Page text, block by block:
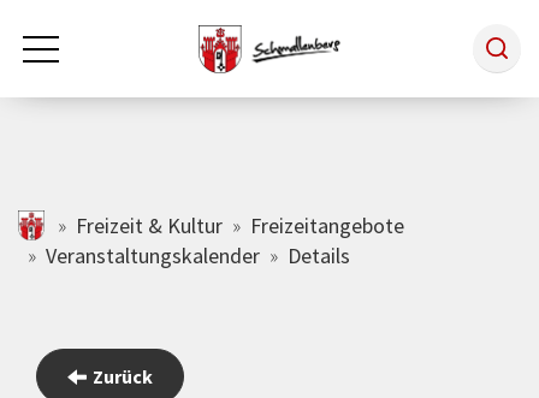
Zum Hauptinhalt springen
Rathaus & Politik
Tourismus
schmallenberg.de
Freizeit & Kultur
Freizeitangebote
Veranstaltungskalender
Details
Zurück